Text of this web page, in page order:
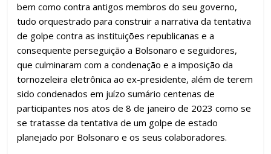
bem como contra antigos membros do seu governo,
tudo orquestrado para construir a narrativa da tentativa
de golpe contra as instituições republicanas e a
consequente perseguição a Bolsonaro e seguidores,
que culminaram com a condenação e a imposição da
tornozeleira eletrônica ao ex-presidente, além de terem
sido condenados em juízo sumário centenas de
participantes nos atos de 8 de janeiro de 2023 como se
se tratasse da tentativa de um golpe de estado
planejado por Bolsonaro e os seus colaboradores.